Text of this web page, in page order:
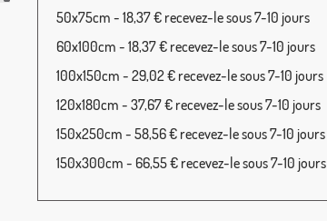
50x75cm - 18,37 € recevez-le sous 7-10 jours
60x100cm - 18,37 € recevez-le sous 7-10 jours
100x150cm - 29,02 € recevez-le sous 7-10 jours
120x180cm - 37,67 € recevez-le sous 7-10 jours
150x250cm - 58,56 € recevez-le sous 7-10 jours
150x300cm - 66,55 € recevez-le sous 7-10 jours